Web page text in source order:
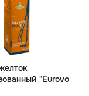
"Eurovo